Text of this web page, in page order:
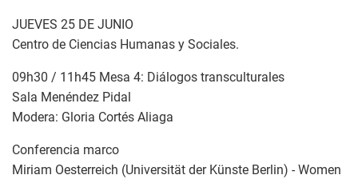
JUEVES 25 DE JUNIO
Centro de Ciencias Humanas y Sociales.
09h30 / 11h45 Mesa 4: Diálogos transculturales
Sala Menéndez Pidal
Modera: Gloria Cortés Aliaga
Conferencia marco
Miriam Oesterreich (Universität der Künste Berlin) - Women